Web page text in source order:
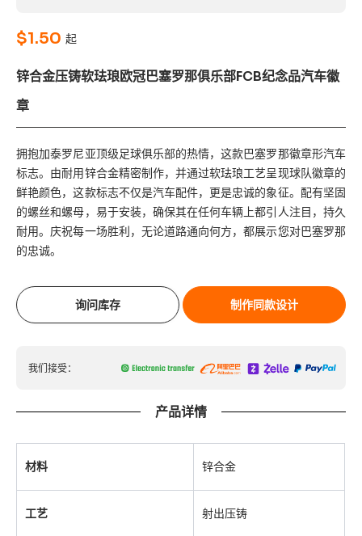
$1.50 起
锌合金压铸软珐琅欧冠巴塞罗那俱乐部FCB纪念品汽车徽
章
拥抱加泰罗尼亚顶级足球俱乐部的热情，这款巴塞罗那徽章形汽车
标志。由耐用锌合金精密制作，并通过软珐琅工艺呈现球队徽章的
鲜艳颜色，这款标志不仅是汽车配件，更是忠诚的象征。配有坚固
的螺丝和螺母，易于安装，确保其在任何车辆上都引人注目，持久
耐用。庆祝每一场胜利，无论道路通向何方，都展示您对巴塞罗那
的忠诚。
询问库存 制作同款设计
我们接受：
产品详情
材料 锌合金
工艺 射出压铸